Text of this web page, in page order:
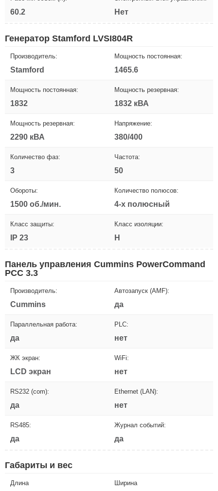
60.2 Нет
Генератор Stamford LVSI804R
Производитель:
Stamford
Мощность постоянная:
1465.6
Мощность постоянная:
1832
Мощность резервная:
1832 кВА
Мощность резервная:
2290 кВА
Напряжение:
380/400
Количество фаз:
3
Частота:
50
Обороты:
1500 об./мин.
Количество полюсов:
4-х полюсный
Класс защиты:
IP 23
Класс изоляции:
H
Панель управления Cummins PowerCommand
PCC 3.3
Производитель:
Cummins
Автозапуск (AMF):
да
Параллельная работа:
да
PLC:
нет
ЖК экран:
LCD экран
WiFi:
нет
RS232 (com):
да
Ethernet (LAN):
нет
RS485:
да
Журнал событий:
да
Габариты и вес
Длина Ширина